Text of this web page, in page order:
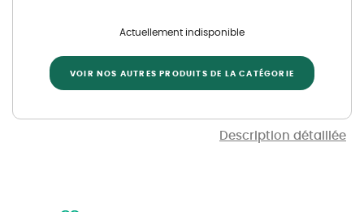
Description détaillée
Actuellement indisponible
VOIR NOS AUTRES PRODUITS DE LA CATÉGORIE